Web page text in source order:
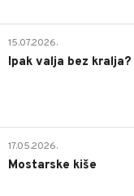
15.07.2026.
Ipak valja bez kralja?
17.05.2026.
Mostarske kiše